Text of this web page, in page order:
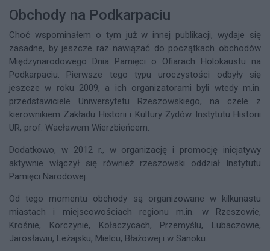
Obchody na Podkarpaciu
Choć wspominałem o tym już w innej publikacji, wydaje się
zasadne, by jeszcze raz nawiązać do początkach obchodów
Międzynarodowego Dnia Pamięci o Ofiarach Holokaustu na
Podkarpaciu. Pierwsze tego typu uroczystości odbyły się
jeszcze w roku 2009, a ich organizatorami byli wtedy m.in.
przedstawiciele Uniwersytetu Rzeszowskiego, na czele z
kierownikiem Zakładu Historii i Kultury Żydów Instytutu Historii
UR, prof. Wacławem Wierzbieńcem.
Dodatkowo, w 2012 r., w organizację i promocję inicjatywy
aktywnie włączył się również rzeszowski oddział Instytutu
Pamięci Narodowej.
Od tego momentu obchody są organizowane w kilkunastu
miastach i miejscowościach regionu m.in. w Rzeszowie,
Krośnie, Korczynie, Kołaczycach, Przemyślu, Lubaczowie,
Jarosławiu, Leżajsku, Mielcu, Błażowej i w Sanoku.